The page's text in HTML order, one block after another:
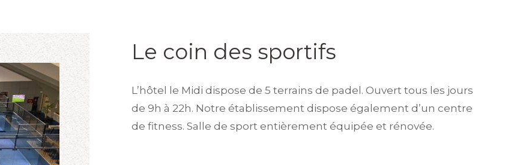
Le coin des sportifs
L’hôtel le Midi dispose de 5 terrains de padel. Ouvert tous les jours
de 9h à 22h. Notre établissement dispose également d’un centre
de fitness. Salle de sport entièrement équipée et rénovée.